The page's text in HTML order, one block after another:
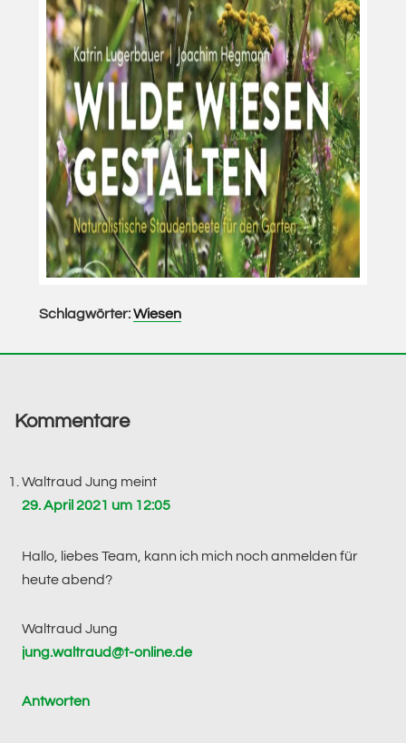
Schlagwörter:Wiesen
Kommentare
Waltraud Jung meint
29. April 2021 um 12:05
Hallo, liebes Team, kann ich mich noch anmelden für
heute abend?
Waltraud Jung
jung.waltraud@t-online.de
Antworten